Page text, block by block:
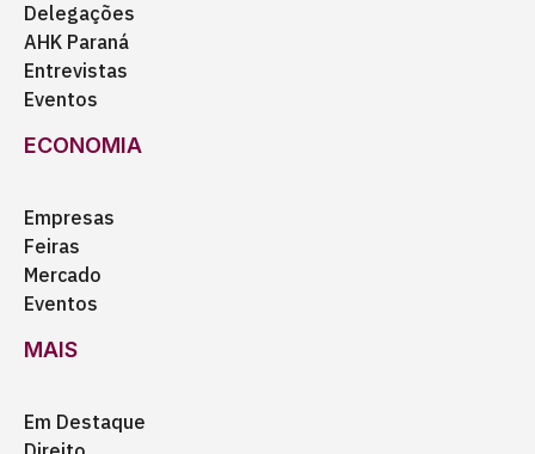
Delegações
AHK Paraná
Entrevistas
Eventos
ECONOMIA
Empresas
Feiras
Mercado
Eventos
MAIS
Em Destaque